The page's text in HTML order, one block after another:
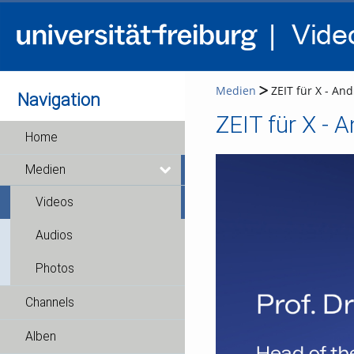
Navigation
Home
Medien
Videos
Audios
Photos
Channels
Alben
Medien ZEIT für X -
ZEIT für X -